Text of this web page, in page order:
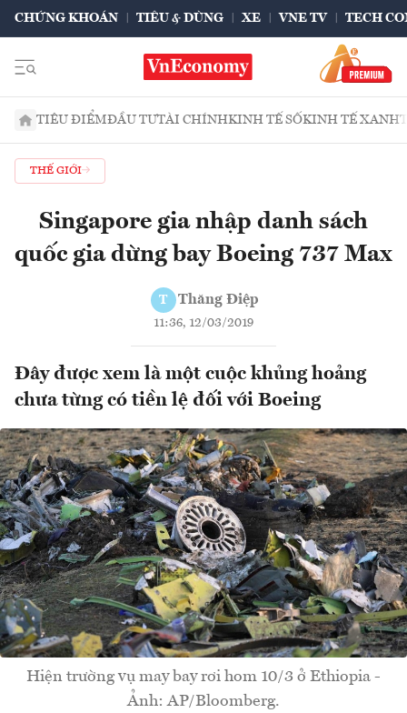
CHỨNG KHOÁN TIÊU & DÙNG XE VNE TV TECH
TIÊU ĐIỂMĐẦU TƯTÀI CHÍNHKINH TẾ SỐKINH TẾ XANH
THẾ GIỚI
Singapore gia nhập danh sách
quốc gia dừng bay Boeing 737 Max
T Thăng Điệp
11:36, 12/03/2019
Đây được xem là một cuộc khủng hoảng
chưa từng có tiền lệ đối với Boeing
Hiện trường vụ may bay rơi hom 10/3 ở Ethiopia -
Ảnh: AP/Bloomberg.